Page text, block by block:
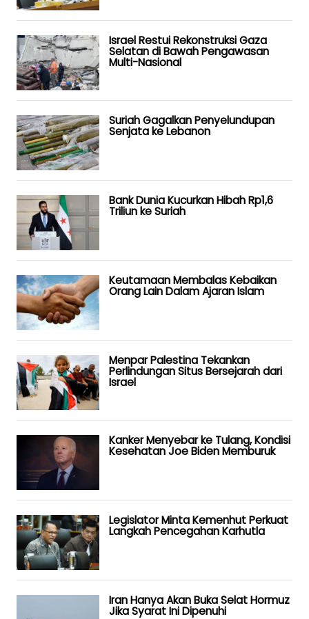
Israel Restui Rekonstruksi Gaza
Selatan di Bawah Pengawasan
Multi-Nasional
Suriah Gagalkan Penyelundupan
Senjata ke Lebanon
Bank Dunia Kucurkan Hibah Rp1,6
Triliun ke Suriah
Keutamaan Membalas Kebaikan
Orang Lain Dalam Ajaran Islam
Menpar Palestina Tekankan
Perlindungan Situs Bersejarah dari
Israel
Kanker Menyebar ke Tulang, Kondisi
Kesehatan Joe Biden Memburuk
Legislator Minta Kemenhut Perkuat
Langkah Pencegahan Karhutla
Iran Hanya Akan Buka Selat Hormuz
Jika Syarat Ini Dipenuhi